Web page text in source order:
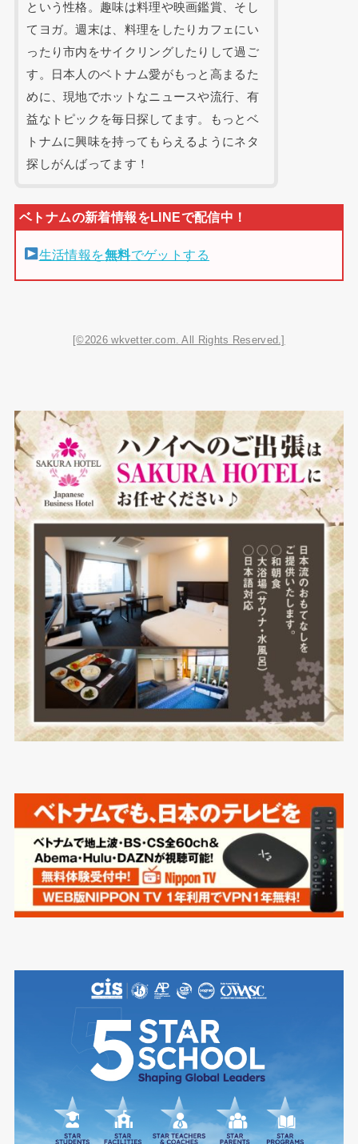
という性格。趣味は料理や映画鑑賞、そし
てヨガ。週末は、料理をしたりカフェにい
ったり市内をサイクリングしたりして過ご
す。日本人のベトナム愛がもっと高まるた
めに、現地でホットなニュースや流行、有
益なトピックを毎日探してます。もっとベ
トナムに興味を持ってもらえるようにネタ
探しがんばってます！
生活情報を無料でゲットする
[©2026 wkvetter.com. All Rights Reserved.]